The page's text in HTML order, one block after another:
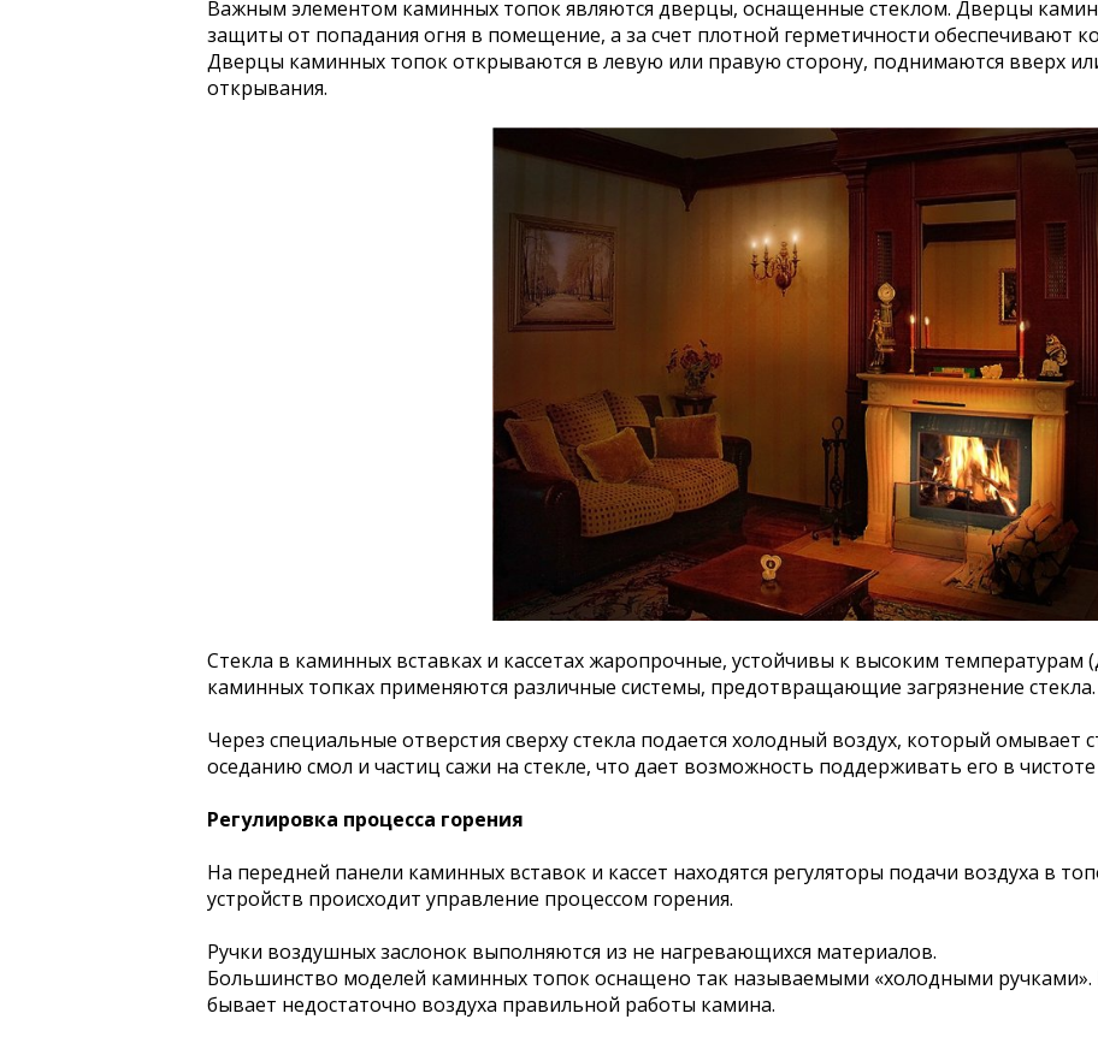
Важным элементом каминных топок являются дверцы, оснащенные стеклом. Дверцы
защиты от попадания огня в помещение, а за счет плотной герметичности обеспечивают
Дверцы каминных топок открываются в левую или правую сторону, поднимаются вверх
открывания.
Стекла в каминных вставках и кассетах жаропрочные, устойчивы к высоким температурам
каминных топках применяются различные системы, предотвращающие загрязнение стекла.
Через специальные отверстия сверху стекла подается холодный воздух, который омывает
оседанию смол и частиц сажи на стекле, что дает возможность поддерживать его в
Регулировка процесса горения
На передней панели каминных вставок и кассет находятся регуляторы подачи воздуха в
устройств происходит управление процессом горения.
Ручки воздушных заслонок выполняются из не нагревающихся материалов.
Большинство моделей каминных топок оснащено так называемыми «холодными
бывает недостаточно воздуха правильной работы камина.